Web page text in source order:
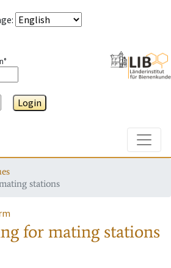
:
Login
stations
for mating stations